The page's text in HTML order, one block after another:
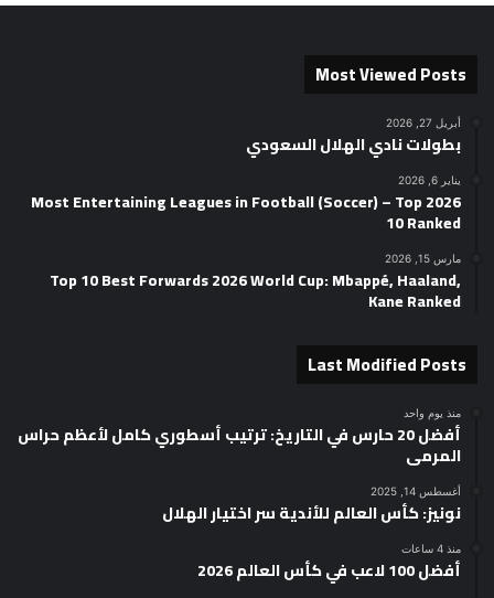
Most Viewed Posts
أبريل 27, 2026
بطولات نادي الهلال السعودي
يناير 6, 2026
2026 Most Entertaining Leagues in Football (Soccer) – Top
10 Ranked
مارس 15, 2026
Top 10 Best Forwards 2026 World Cup: Mbappé, Haaland,
Kane Ranked
Last Modified Posts
منذ يوم واحد
أفضل 20 حارس في التاريخ: ترتيب أسطوري كامل لأعظم حراس
المرمى
أغسطس 14, 2025
نونيز: كأس العالم للأندية سر اختيار الهلال
منذ 4 ساعات
أفضل 100 لاعب في كأس العالم 2026